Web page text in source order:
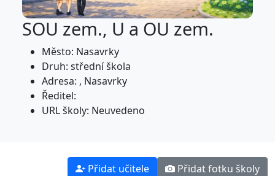
SOU zem., U a OU zem.
Město: Nasavrky
Druh: střední škola
Adresa: , Nasavrky
Ředitel:
URL školy: Neuvedeno
Přidat učitele
Přidat fotku školy